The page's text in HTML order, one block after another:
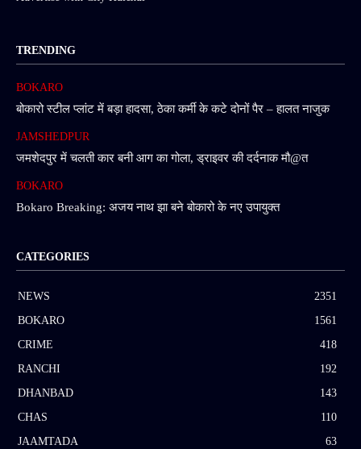
TRENDING
BOKARO
बोकारो स्टील प्लांट में बड़ा हादसा, ठेका कर्मी के कटे दोनों पैर – हालत नाजुक
JAMSHEDPUR
जमशेदपुर में चलती कार बनी आग का गोला, ड्राइवर की दर्दनाक मौ@त
BOKARO
Bokaro Breaking: अजय नाथ झा बने बोकारो के नए उपायुक्त
CATEGORIES
NEWS
2351
BOKARO
1561
CRIME
418
RANCHI
192
DHANBAD
143
CHAS
110
JAAMTADA
63